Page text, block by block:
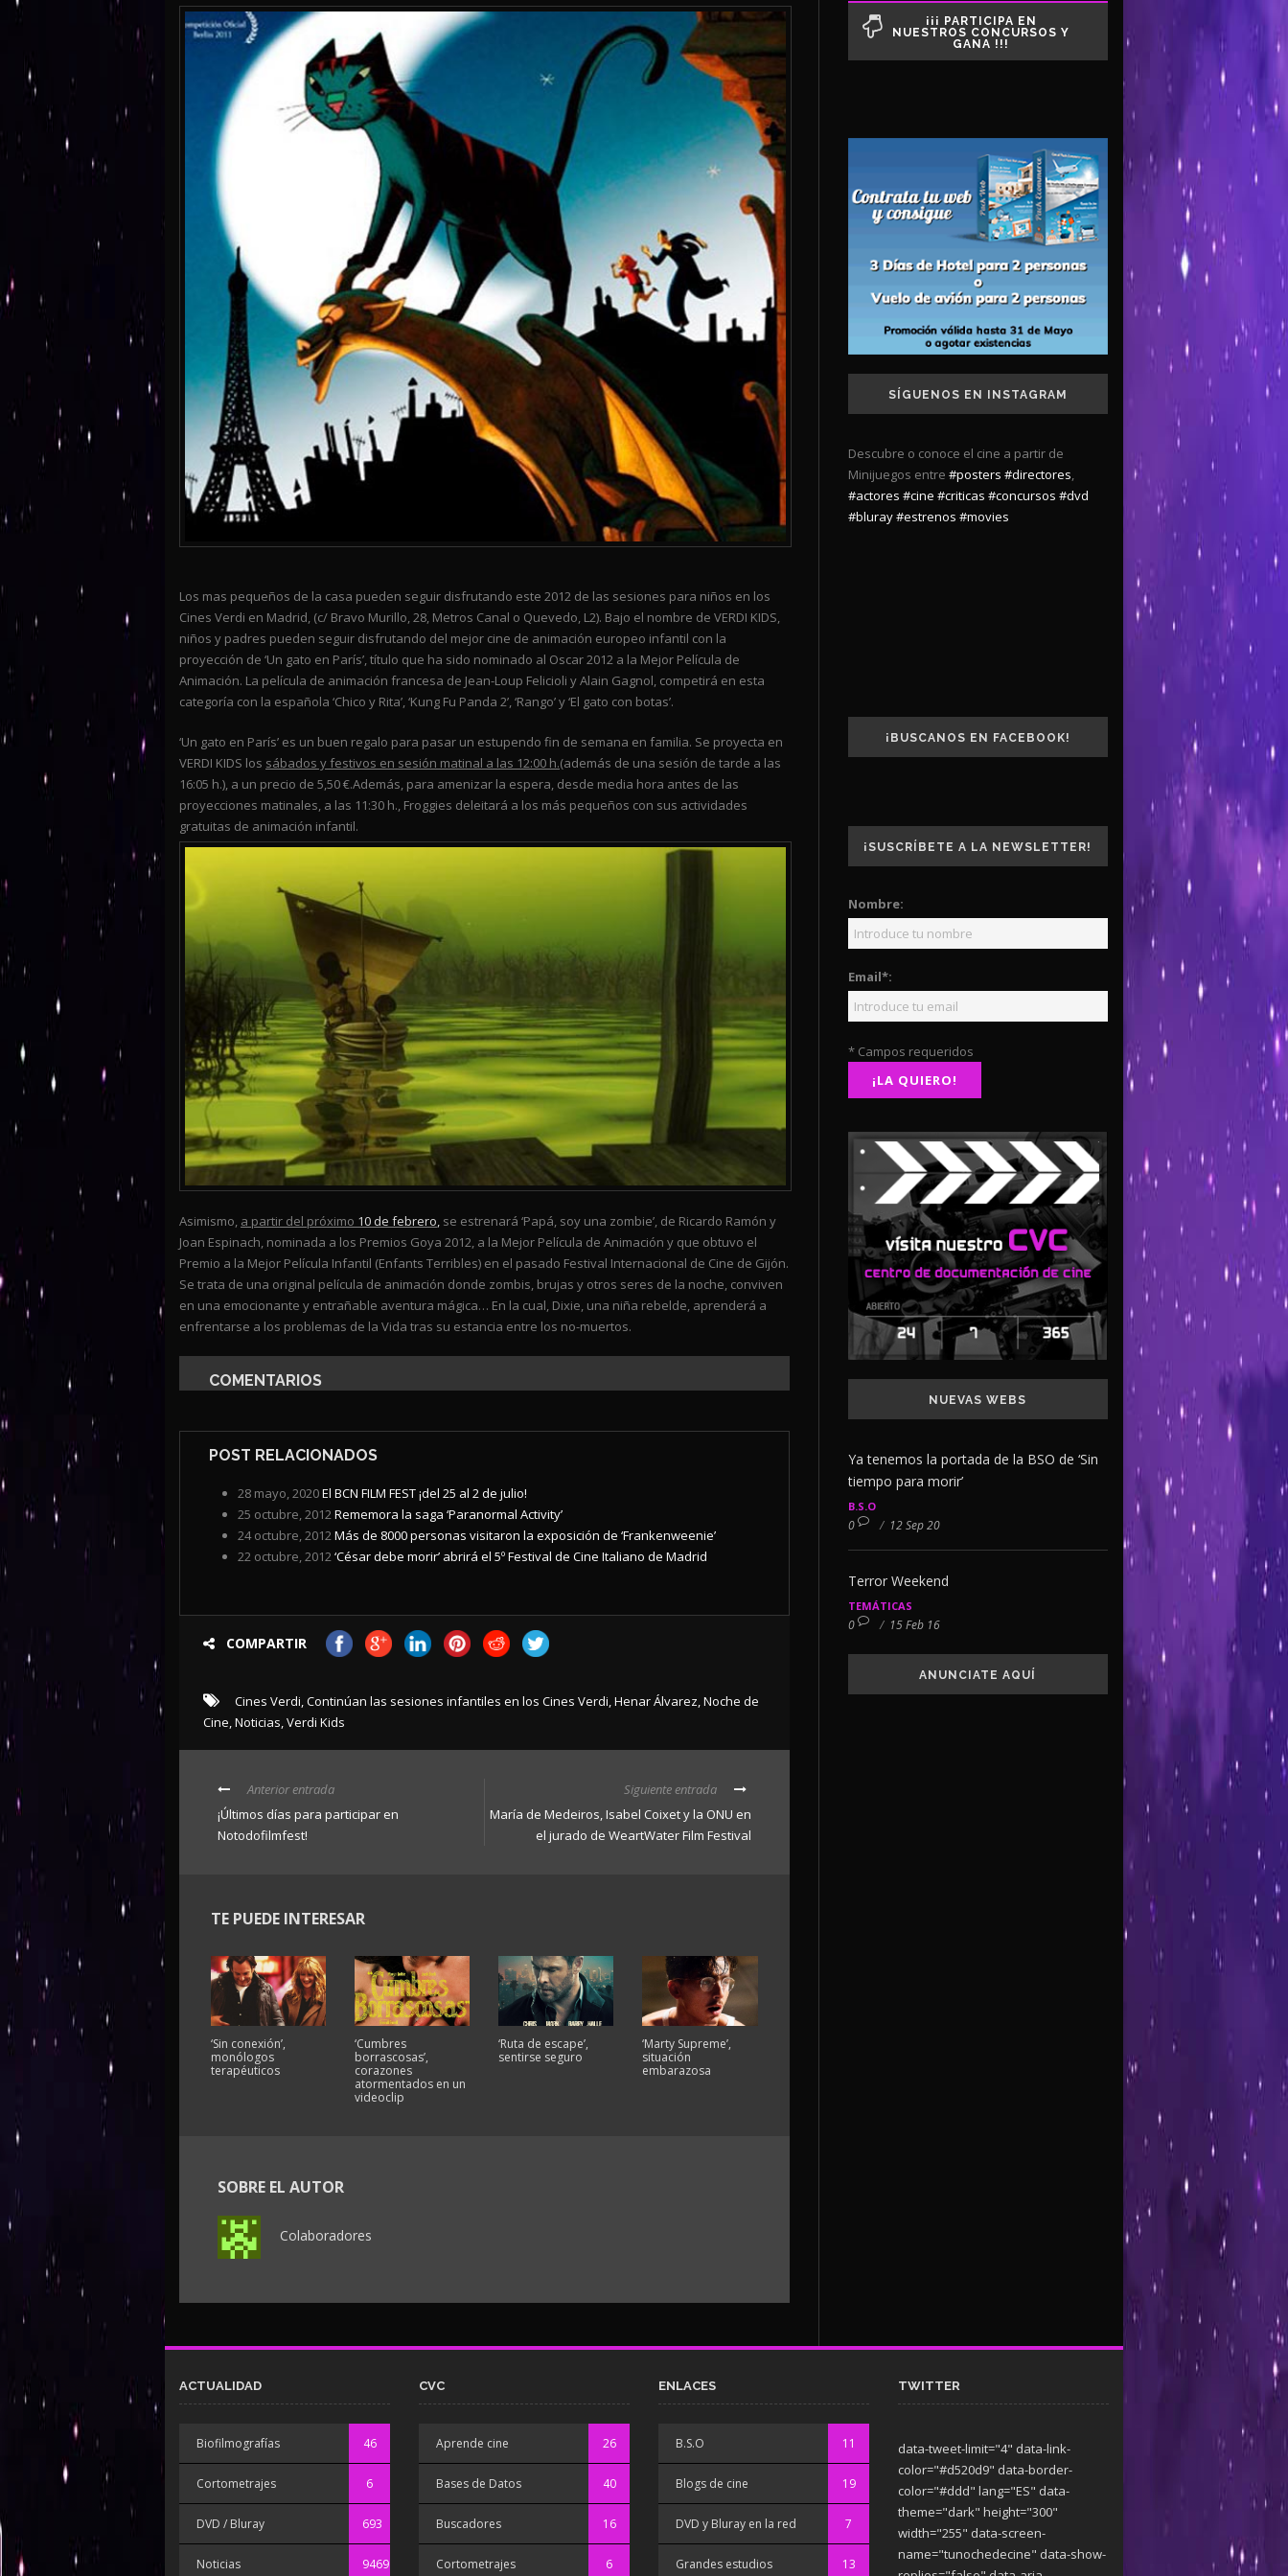
Los mas pequeños de la casa pueden seguir disfrutando este 2012 de las sesiones para niños en los
Cines Verdi en Madrid, (c/ Bravo Murillo, 28, Metros Canal o Quevedo, L2). Bajo el nombre de VERDI KIDS,
niños y padres pueden seguir disfrutando del mejor cine de animación europeo infantil con la
proyección de ‘Un gato en París’, título que ha sido nominado al Oscar 2012 a la Mejor Película de
Animación. La película de animación francesa de Jean-Loup Felicioli y Alain Gagnol, competirá en esta
categoría con la española ‘Chico y Rita’, ‘Kung Fu Panda 2’, ‘Rango’ y ‘El gato con botas’.
‘Un gato en París’ es un buen regalo para pasar un estupendo fin de semana en familia. Se proyecta en
VERDI KIDS los sábados y festivos en sesión matinal a las 12:00 h.(además de una sesión de tarde a las
16:05 h.), a un precio de 5,50 €.Además, para amenizar la espera, desde media hora antes de las
proyecciones matinales, a las 11:30 h., Froggies deleitará a los más pequeños con sus actividades
gratuitas de animación infantil.
Asimismo, a partir del próximo 10 de febrero se estrenará ‘Papá, soy una zombie’, de Ricardo Ramón y
Joan Espinach, nominada a los Premios Goya 2012, a la Mejor Película de Animación y que obtuvo el
Premio a la Mejor Película Infantil (Enfants Terribles) en el pasado Festival Internacional de Cine de Gijón.
Se trata de una original película de animación donde zombis, brujas y otros seres de la noche, conviven
en una emocionante y entrañable aventura mágica… En la cual, Dixie, una niña rebelde, aprenderá a
enfrentarse a los problemas de la Vida tras su estancia entre los no-muertos.
COMENTARIOS
POST RELACIONADOS
28 mayo, 2020El BCN FILM FEST ¡del 25 al 2 de julio!
25 octubre, 2012 Rememora la saga ‘Paranormal Activity’
24 octubre, 2012 Más de 8000 personas visitaron la exposición de ‘Frankenweenie’
22 octubre, 2012 ‘César debe morir’ abrirá el 5º Festival de Cine Italiano de Madrid
COMPARTIR
Cines Verdi Continúan las sesiones infantiles en los Cines Verdi Henar Álvarez Noche de
Cine Noticias Verdi Kids
Anterior entrada
¡Últimos días para participar en
Notodofilmfest!
Siguiente entrada
María de Medeiros, Isabel Coixet y la ONU en
el jurado de WeartWater Film Festival
TE PUEDE INTERESAR
‘Sin conexión’,
monólogos
terapéuticos
‘Cumbres
borrascosas’,
corazones
atormentados en un
videoclip
‘Ruta de escape’,
sentirse seguro
‘Marty Supreme’,
situación
embarazosa
SOBRE EL AUTOR
Colaboradores
¡¡¡ PARTICIPA EN
NUESTROS CONCURSOS Y
GANA !!!
SÍGUENOS EN INSTAGRAM
Descubre o conoce el cine a partir de
Minijuegos entre #posters #directores,
#actores #cine #criticas #concursos #dvd
#bluray#estrenos #movies
¡BUSCANOS EN FACEBOOK!
¡SUSCRÍBETE A LA NEWSLETTER!
Nombre:
Email*:
* Campos requeridos
NUEVAS WEBS
Ya tenemos la portada de la BSO de ‘Sin
tiempo para morir’
B.S.O
0 / 12 Sep 20
Terror Weekend
TEMÁTICAS
0 / 15 Feb 16
ANUNCIATE AQUÍ
ACTUALIDAD
Biofilmografías 46
Cortometrajes 6
DVD / Bluray 693
Noticias 9469
CVC
Aprende cine 26
Bases de Datos 40
Buscadores 16
Cortometrajes 6
ENLACES
B.S.O 11
Blogs de cine 19
DVD y Bluray en la red 7
Grandes estudios 13
TWITTER
data-tweet-limit="4" data-link-
color="#d520d9" data-border-
color="#ddd" lang="ES" data-
theme="dark" height="300"
width="255" data-screen-
name="tunochedecine" data-show-